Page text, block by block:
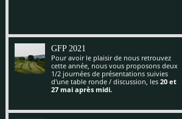
GFP 2021
Pour avoir le plaisir de nous retrouvez
cette année, nous vous proposons deux
1/2 journées de présentations suivies
d'une table ronde / discussion, les 20 et
27 mai après midi.